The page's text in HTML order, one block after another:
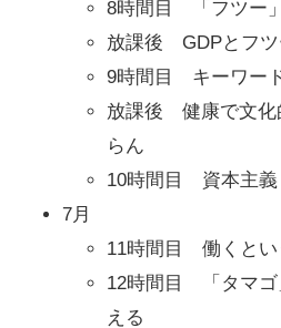
8時間目 「フツー
放課後 GDPとフツ
9時間目 キーワー
放課後 健康で文化
らん
10時間目 資本主義
7月
11時間目 働くとい
12時間目 「タマゴ
える